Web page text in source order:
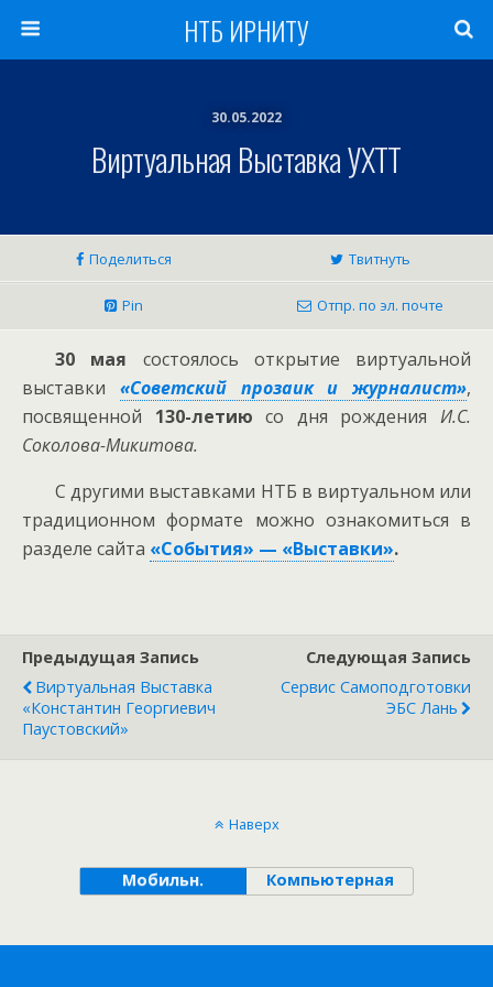
НТБ ИРНИТУ
30.05.2022
Виртуальная Выставка УХТТ
Поделиться Твитнуть
Pin Отпр. по эл. почте
30 мая состоялось открытие виртуальной
выставки «Советский прозаик и журналист»,
посвященной 130-летию со дня рожденияИ.С.
Соколова-Микитова.
С другими выставками НТБ в виртуальном или
традиционном формате можно ознакомиться в
разделе сайта «События» — «Выставки».
Предыдущая Запись
Виртуальная Выставка
«Константин Георгиевич
Паустовский»
Следующая Запись
Сервис Самоподготовки
ЭБС Лань
Наверх
Мобильн. Компьютерная